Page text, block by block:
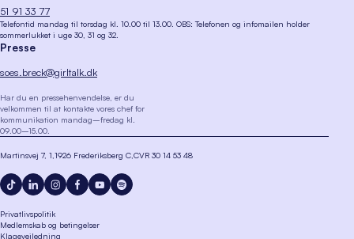
51 91 33 77
Telefontid mandag til torsdag kl. 10.00 til 13.00. OBS: Telefonen og infomailen holder
sommerlukket i uge 30, 31 og 32.
Presse
soes.breck@girltalk.dk
Har du en pressehenvendelse, er du
velkommen til at kontakte vores chef for
kommunikation mandag–fredag kl.
09.00–15.00.
Martinsvej 7, 1 1926 Frederiksberg C CVR 30 14 53 48
Privatlivspolitik
Medlemskab og betingelser
Klagevejledning